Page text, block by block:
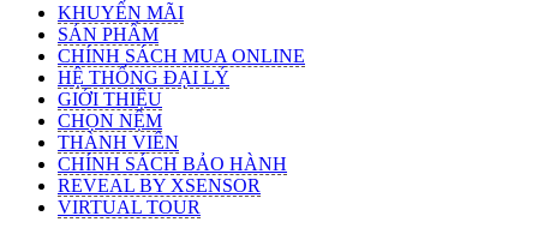
KHUYẾN MÃI
SẢN PHẨM
CHÍNH SÁCH MUA ONLINE
HỆ THỐNG ĐẠI LÝ
GIỚI THIỆU
CHỌN NỆM
THÀNH VIÊN
CHÍNH SÁCH BẢO HÀNH
REVEAL BY XSENSOR
VIRTUAL TOUR